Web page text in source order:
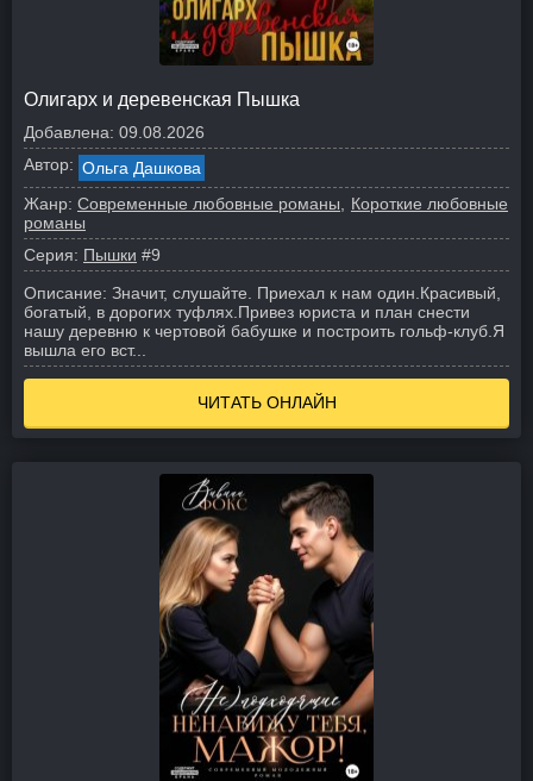
Олигарх и деревенская Пышка
Добавлена: 09.08.2026
Автор: Ольга Дашкова
Жанр: Современные любовные романы
Короткие любовные
романы
Серия: Пышки #9
Описание: Значит, слушайте. Приехал к нам один. Красивый,
богатый, в дорогих туфлях. Привез юриста и план снести
нашу деревню к чертовой бабушке и построить гольф-клуб. Я
вышла его вст...
ЧИТАТЬ ОНЛАЙН